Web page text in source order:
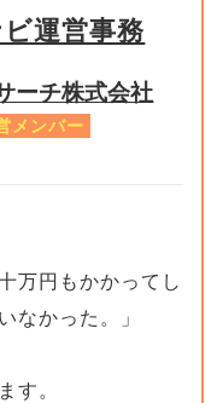
運営事務
ーチ株式会社
メンバー
万円もかかってし
なかった。」
す。